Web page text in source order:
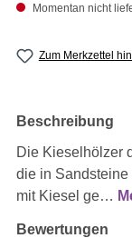
Momentan nicht
Zum Merkzettel
Beschreibung
Die Kieselhölzer
die in
mit Kiesel ge…
Bewertungen